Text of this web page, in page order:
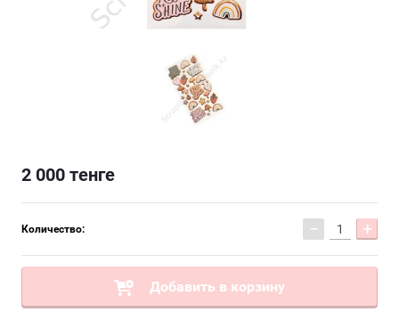
2 000 тенге
Количество: − +
Добавить в корзину